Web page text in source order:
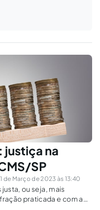
justiça na
SP
de Março de 2023 às 13:40
ou seja, mais
praticada e com a